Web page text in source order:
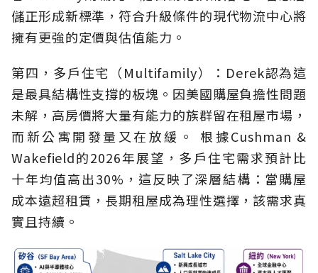
儲正形成新標準，符合升級條件的現代物流中心將
擁有更強的定價與估值能力。
第四，多戶住宅（Multifamily）：Derek認為這
是最具結構性支撐的板塊。因美國購屋負擔性問題
未解，高房價將大量有能力的族群留在租屋市場，
而新公寓開發量又在放緩。 根據Cushman &
Wakefield的2026年展望，多戶住宅需求預計比
十年均值高出30%，這反映了深層結構：當購屋
成本遠超租賃，長期租屋成為理性選擇，該需求真
實且持續。